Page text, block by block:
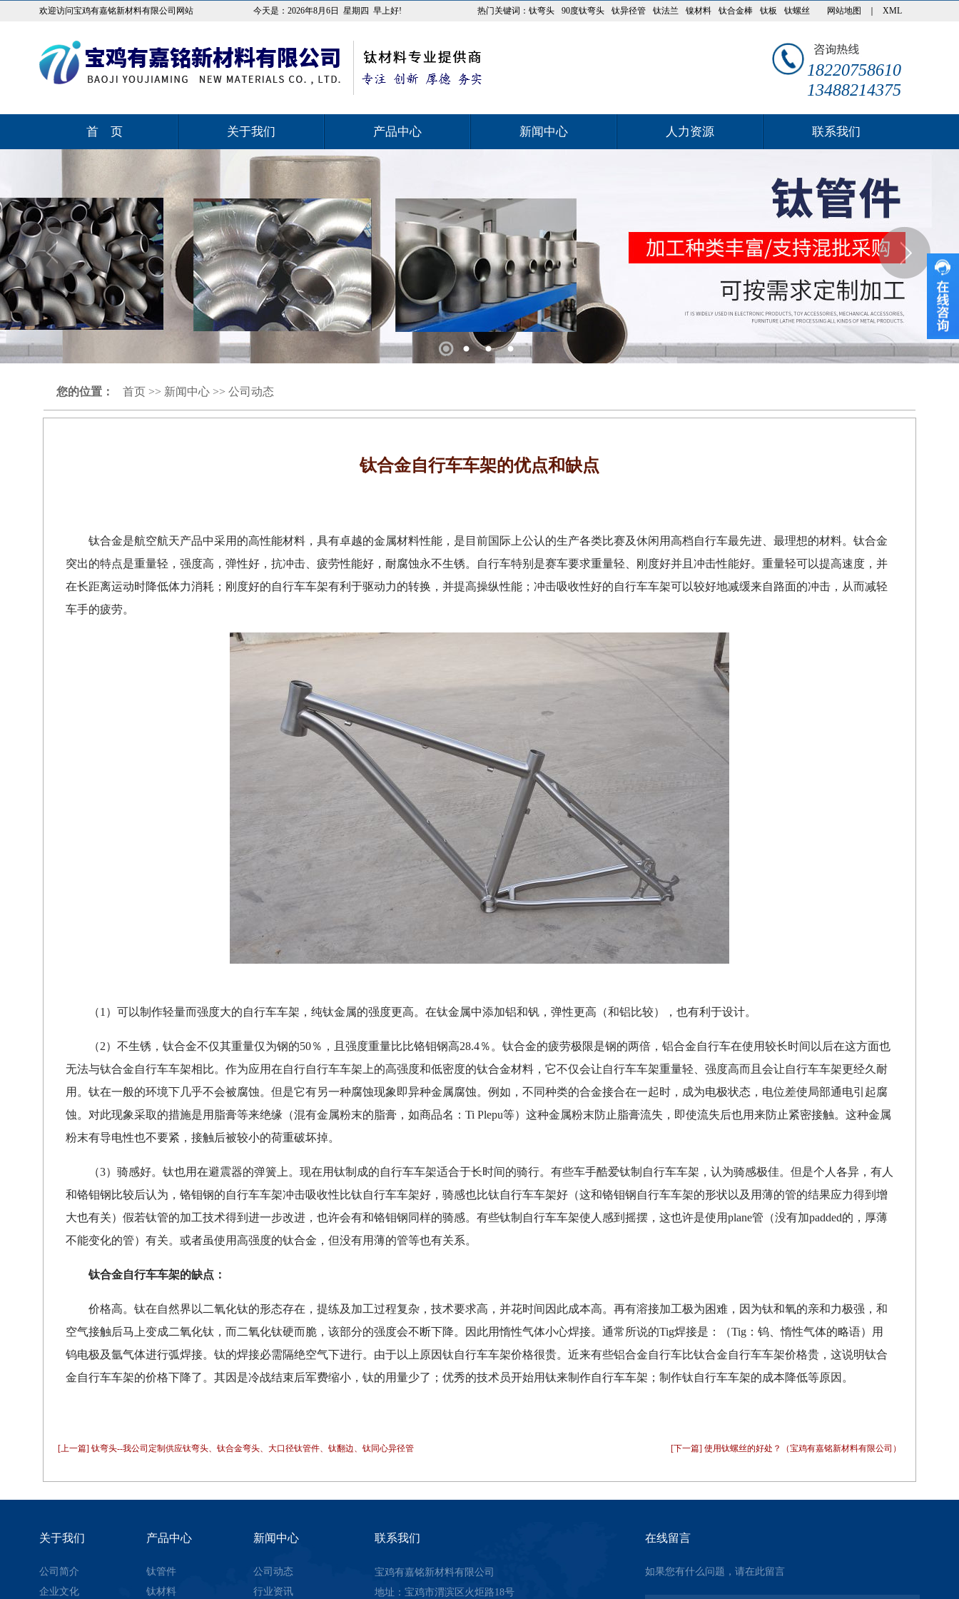
欢迎访问宝鸡有嘉铭新材料有限公司网站 今天是： 2026年8月6日 星期四 早上好! 热门关键词： 钛弯头 90度钛弯头 钛异径管 钛法兰 镍材料 钛合金棒 钛板 钛螺丝 网站地图 XML
18220758610
13488214375
首 页 关于我们 产品中心 新闻中心 人力资源 联系我们
1 2 3 4
您的位置： 首页 >> 新闻中心 >>公司动态
钛合金自行车车架的优点和缺点
钛合金是航空航天产品中采用的高性能材料，具有卓越的金属材料性能，是目前国际上公认的生产各类比赛及休闲用高档自行车最先进、最理想的材料。钛合金
突出的特点是重量轻，强度高，弹性好，抗冲击、疲劳性能好，耐腐蚀永不生锈。自行车特别是赛车要求重量轻、刚度好并且冲击性能好。重量轻可以提高速度，并
在长距离运动时降低体力消耗；刚度好的自行车车架有利于驱动力的转换，并提高操纵性能；冲击吸收性好的自行车车架可以较好地减缓来自路面的冲击，从而减轻
车手的疲劳。
（1）可以制作轻量而强度大的自行车车架，纯钛金属的强度更高。在钛金属中添加铝和钒，弹性更高（和铝比较），也有利于设计。
（2）不生锈，钛合金不仅其重量仅为钢的50％，且强度重量比比铬钼钢高28.4％。钛合金的疲劳极限是钢的两倍，铝合金自行车在使用较长时间以后在这方面也
无法与钛合金自行车车架相比。作为应用在自行自行车车架上的高强度和低密度的钛合金材料，它不仅会让自行车车架重量轻、强度高而且会让自行车车架更经久耐
用。钛在一般的环境下几乎不会被腐蚀。但是它有另一种腐蚀现象即异种金属腐蚀。例如，不同种类的合金接合在一起时，成为电极状态，电位差使局部通电引起腐
蚀。对此现象采取的措施是用脂膏等来绝缘（混有金属粉末的脂膏，如商品名：Ti Plepu等）这种金属粉末防止脂膏流失，即使流失后也用来防止紧密接触。这种金属
粉末有导电性也不要紧，接触后被较小的荷重破坏掉。
（3）骑感好。钛也用在避震器的弹簧上。现在用钛制成的自行车车架适合于长时间的骑行。有些车手酷爱钛制自行车车架，认为骑感极佳。但是个人各异，有人
和铬钼钢比较后认为，铬钼钢的自行车车架冲击吸收性比钛自行车车架好，骑感也比钛自行车车架好（这和铬钼钢自行车车架的形状以及用薄的管的结果应力得到增
大也有关）假若钛管的加工技术得到进一步改进，也许会有和铬钼钢同样的骑感。有些钛制自行车车架使人感到摇摆，这也许是使用plane管（没有加padded的，厚薄
不能变化的管）有关。或者虽使用高强度的钛合金，但没有用薄的管等也有关系。
钛合金自行车车架的缺点：
价格高。钛在自然界以二氧化钛的形态存在，提练及加工过程复杂，技术要求高，并花时间因此成本高。再有溶接加工极为困难，因为钛和氧的亲和力极强，和
空气接触后马上变成二氧化钛，而二氧化钛硬而脆，该部分的强度会不断下降。因此用惰性气体小心焊接。通常所说的Tig焊接是：（Tig：钨、惰性气体的略语）用
钨电极及氩气体进行弧焊接。钛的焊接必需隔绝空气下进行。由于以上原因钛自行车车架价格很贵。近来有些铝合金自行车比钛合金自行车车架价格贵，这说明钛合
金自行车车架的价格下降了。其因是冷战结束后军费缩小，钛的用量少了；优秀的技术员开始用钛来制作自行车车架；制作钛自行车车架的成本降低等原因。
[上一篇] 钛弯头--我公司定制供应钛弯头、钛合金弯头、大口径钛管件、钛翻边、钛同心异径管 [下一篇] 使用钛螺丝的好处？（宝鸡有嘉铭新材料有限公司）
关于我们
公司简介
企业文化
产品中心
钛管件
钛材料
新闻中心
公司动态
行业资讯
联系我们
宝鸡有嘉铭新材料有限公司
地址：宝鸡市渭滨区火炬路18号
在线留言
如果您有什么问题，请在此留言